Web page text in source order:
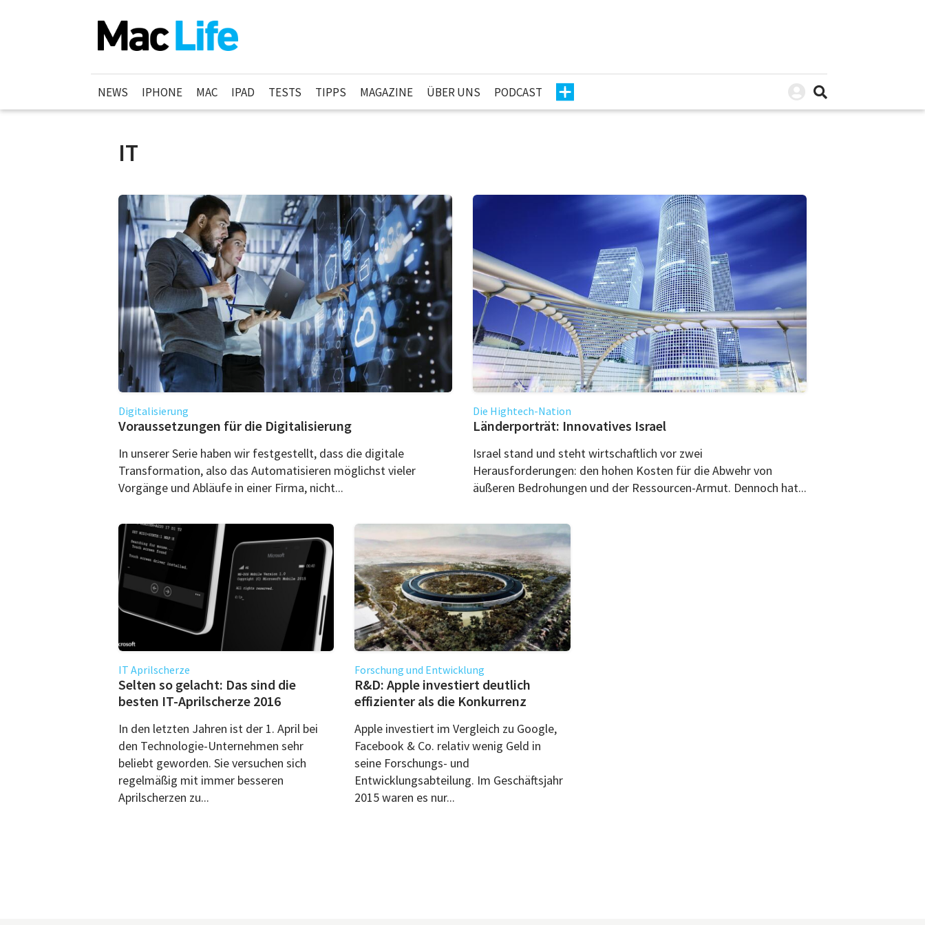
NEWS IPHONE MAC IPAD TESTS TIPPS MAGAZINE ÜBER UNS PODCAST
IT
Digitalisierung
Voraussetzungen für die Digitalisierung
In unserer Serie haben wir festgestellt, dass die digitale
Transformation, also das Automatisieren möglichst vieler
Vorgänge und Abläufe in einer Firma, nicht...
Die Hightech-Nation
Länderporträt: Innovatives Israel
Israel stand und steht wirtschaftlich vor zwei
Herausforderungen: den hohen Kosten für die Abwehr von
äußeren Bedrohungen und der Ressourcen-Armut. Dennoch hat...
IT Aprilscherze
Selten so gelacht: Das sind die
besten IT-Aprilscherze 2016
In den letzten Jahren ist der 1. April bei
den Technologie-Unternehmen sehr
beliebt geworden. Sie versuchen sich
regelmäßig mit immer besseren
Aprilscherzen zu...
Forschung und Entwicklung
R&D: Apple investiert deutlich
effizienter als die Konkurrenz
Apple investiert im Vergleich zu Google,
Facebook & Co. relativ wenig Geld in
seine Forschungs- und
Entwicklungsabteilung. Im Geschäftsjahr
2015 waren es nur...